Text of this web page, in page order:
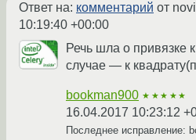
Ответ на: комментарий от
10:19:40 +00:00
Речь шла о привязке
случае — к
bookman900 ★★★★★
16.04.2017 10:23:12
Последнее исправление: